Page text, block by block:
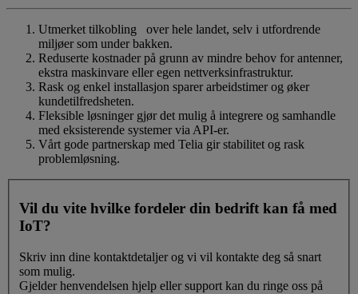
Utmerket tilkobling over hele landet, selv i utfordrende
miljøer som under bakken.
Reduserte kostnader på grunn av mindre behov for antenner,
ekstra maskinvare eller egen nettverksinfrastruktur.
Rask og enkel installasjon sparer arbeidstimer og øker
kundetilfredsheten.
Fleksible løsninger gjør det mulig å integrere og samhandle
med eksisterende systemer via API-er.
Vårt gode partnerskap med Telia gir stabilitet og rask
problemløsning.
Vil du vite hvilke fordeler din bedrift kan få med
IoT?
Skriv inn dine kontaktdetaljer og vi vil kontakte deg så snart
som mulig.
Gjelder henvendelsen hjelp eller support kan du ringe oss på